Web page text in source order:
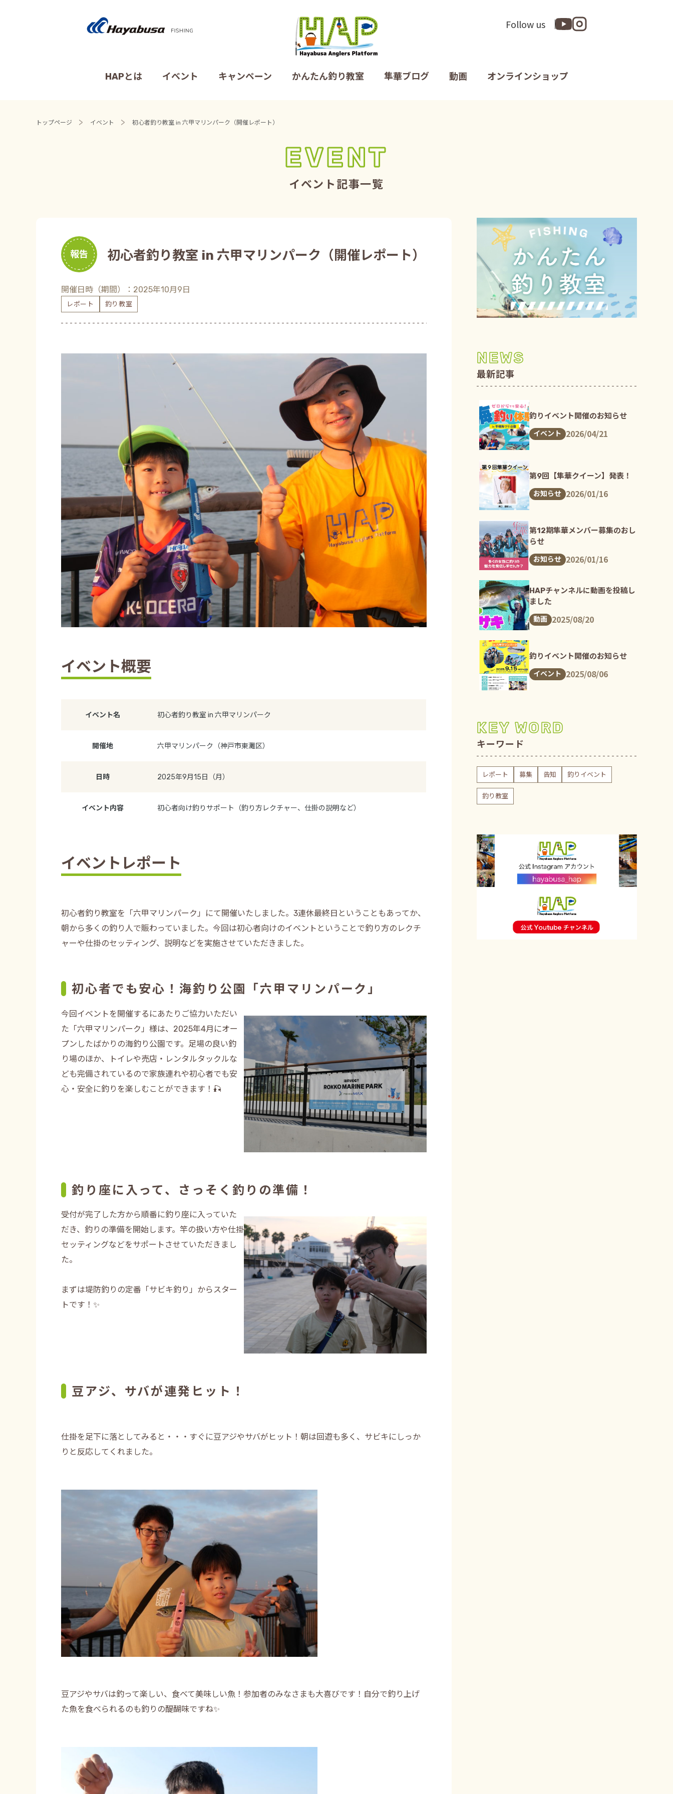
Follow us
HAPとは イベント キャンペーン かんたん釣り教室 隼華ブログ 動画 オンラインショップ
トップページ イベント 初心者釣り教室 in 六甲マリンパーク（開催レポート）
EVENT
イベント記事一覧
報告 初心者釣り教室 in 六甲マリンパーク（開催レポート）
開催日時（期間）：2025年10月9日
レポート 釣り教室
イベント概要
イベント名 初心者釣り教室 in 六甲マリンパーク
開催地 六甲マリンパーク（神戸市東灘区）
日時 2025年9月15日（月）
イベント内容 初心者向け釣りサポート（釣り方レクチャー、仕掛の説明など）
イベントレポート
初心者釣り教室を「六甲マリンパーク」にて開催いたしました。3連休最終日ということもあってか、
朝から多くの釣り人で賑わっていました。今回は初心者向けのイベントということで釣り方のレクチ
ャーや仕掛のセッティング、説明などを実施させていただきました。
初心者でも安心！海釣り公園「六甲マリンパーク」
今回イベントを開催するにあたりご協力いただい
た「六甲マリンパーク」様は、2025年4月にオー
プンしたばかりの海釣り公園です。足場の良い釣
り場のほか、トイレや売店・レンタルタックルな
ども完備されているので家族連れや初心者でも安
心・安全に釣りを楽しむことができます！🎣
釣り座に入って、さっそく釣りの準備！
受付が完了した方から順番に釣り座に入っていた
だき、釣りの準備を開始します。竿の扱い方や仕掛
セッティングなどをサポートさせていただきまし
た。
まずは堤防釣りの定番「サビキ釣り」からスター
トです！✨
豆アジ、サバが連発ヒット！
仕掛を足下に落としてみると・・・すぐに豆アジやサバがヒット！朝は回遊も多く、サビキにしっか
りと反応してくれました。
豆アジやサバは釣って楽しい、食べて美味しい魚！参加者のみなさまも大喜びです！自分で釣り上げ
た魚を食べられるのも釣りの醍醐味ですね✨
NEWS
最新記事
釣りイベント開催のお知らせ
イベント 2026/04/21
第9回【隼華クイーン】発表！
お知らせ 2026/01/16
第12期隼華メンバー募集のおし
らせ
お知らせ 2026/01/16
HAPチャンネルに動画を投稿し
ました
動画 2025/08/20
釣りイベント開催のお知らせ
イベント 2025/08/06
KEY WORD
キーワード
レポート 募集 告知 釣りイベント
釣り教室